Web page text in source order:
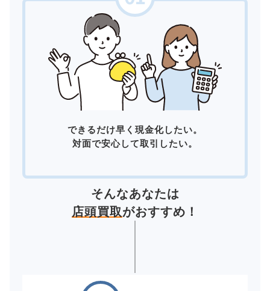
できるだけ早く現金化したい。
対面で安心して取引したい。
そんなあなたは
店頭買取がおすすめ！